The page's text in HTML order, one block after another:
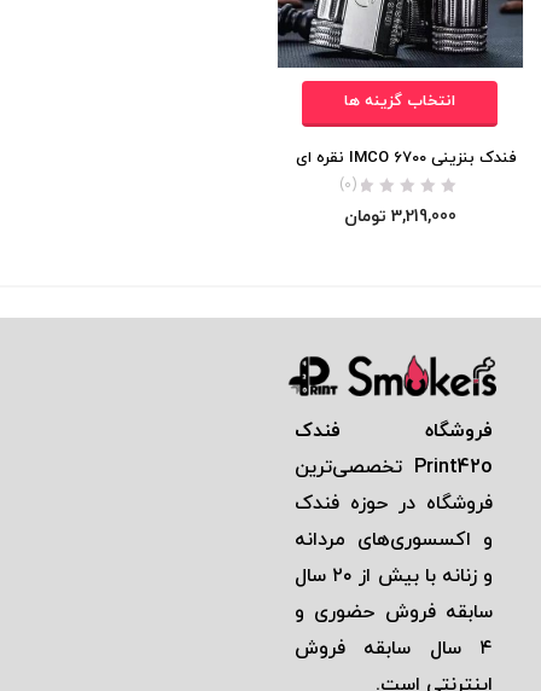
انتخاب گزینه ها
فندک بنزینی IMCO 6700 نقره ای
(0)
3,219,000 تومان
فروشگاه فندک
Print42o تخصصی‌ترين
فروشگاه در حوزه فندک
و اكسسوری‌های مردانه
و زنانه با بيش از ٢٠ سال
سابقه فروش حضوری و
٤ سال سابقه فروش
اينترنتی است.